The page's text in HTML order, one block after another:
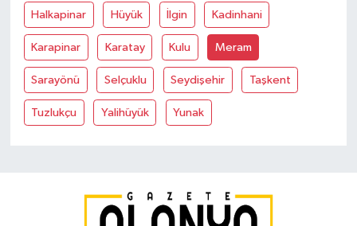
Halkapinar Hüyük İlgin Kadinhani
Karapinar Karatay Kulu Meram
Sarayönü Selçuklu Seydişehir Taşkent
Tuzlukçu Yalihüyük Yunak